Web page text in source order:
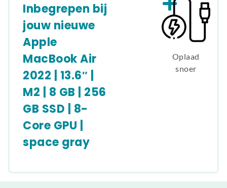
Inbegrepen bij
jouw nieuwe
Apple
MacBook Air
2022 | 13.6″ |
M2 | 8 GB | 256
GB SSD | 8-
Core GPU |
space gray
Oplaad
snoer